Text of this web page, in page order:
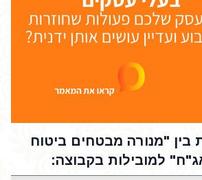
בין "מנורה מבטחים ביטוח
למובילות בקבוצה: